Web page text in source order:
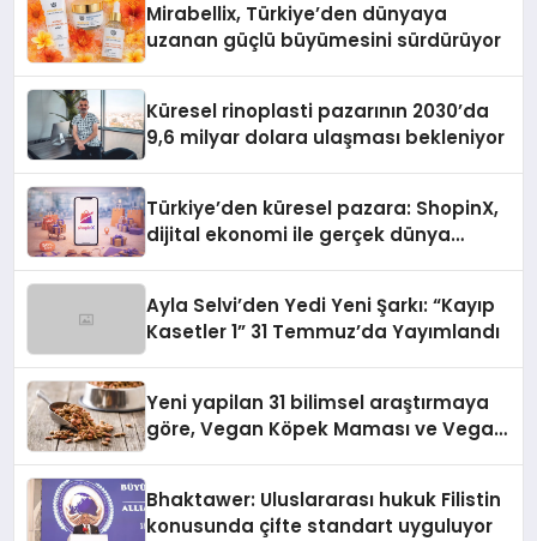
Mirabellix, Türkiye’den dünyaya
uzanan güçlü büyümesini sürdürüyor
Küresel rinoplasti pazarının 2030’da
9,6 milyar dolara ulaşması bekleniyor
Türkiye’den küresel pazara: ShopinX,
dijital ekonomi ile gerçek dünya
Ayla Selvi’den Yedi Yeni Şarkı: “Kayıp
Kasetler 1” 31 Temmuz’da Yayımlandı
Yeni yapilan 31 bilimsel araştırmaya
göre, Vegan Köpek Maması ve Vegan
Bhaktawer: Uluslararası hukuk Filistin
konusunda çifte standart uyguluyor